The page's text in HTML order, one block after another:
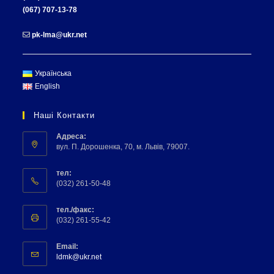
(067) 707-13-78
pk-lma@ukr.net
Українська
English
Наші Контакти
Адреса:
вул. П. Дорошенка, 70, м. Львів, 79007.
тел:
(032) 261-50-48
тел./факс:
(032) 261-55-42
Email:
ldmk@ukr.net